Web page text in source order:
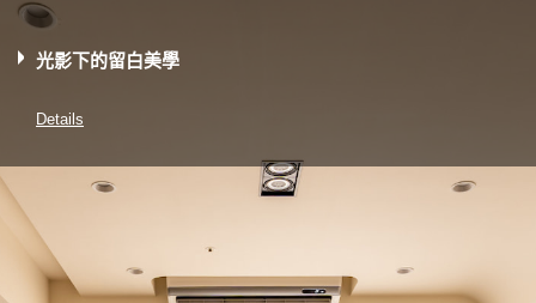
光影下的留白美學
Details